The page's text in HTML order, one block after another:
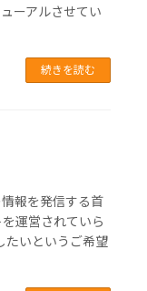
ーアルさせてい
続きを読む
報を発信する首
運営されていら
たいというご希望